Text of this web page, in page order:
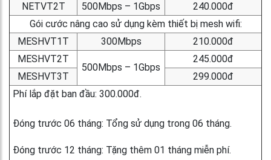
NETVT2T
500Mbps – 1Gbps
240.000đ
Gói cước nâng cao sử dụng kèm thiết bị mesh wifi:
MESHVT1T
300Mbps
210.000đ
MESHVT2T
500Mbps – 1Gbps
245.000đ
MESHVT3T
299.000đ
Phí lắp đặt ban đầu: 300.000đ.
Đóng trước 06 tháng: Tổng sử dụng trong 06 tháng.
Đóng trước 12 tháng: Tặng thêm 01 tháng miễn phí.